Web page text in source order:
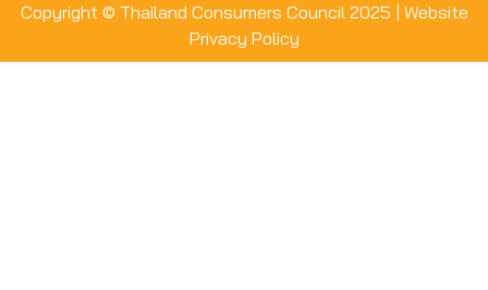
Copyright © Thailand Consumers Council 2025 | Website
Privacy Policy